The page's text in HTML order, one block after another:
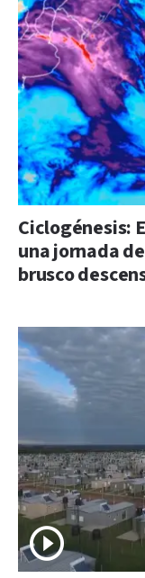
Ciclogénesis:
una jornada
brusco